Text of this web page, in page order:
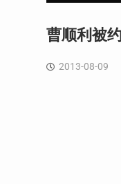
曹顺利被
2013-08-09